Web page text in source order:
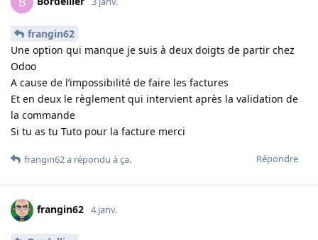
frangin62
Une option qui manque je suis à deux doigts de partir chez
Odoo
A cause de l’impossibilité de faire les factures
Et en deux le règlement qui intervient après la validation de
la commande
Si tu as tu Tuto pour la facture merci
Répondre
frangin62a répondu à ça.
frangin62 4 janv.